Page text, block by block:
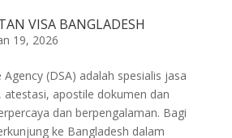
VISA BANGLADESH
19, 2026
(DSA) adalah spesialis jasa
apostile dokumen dan
dan berpengalaman. Bagi
ke Bangladesh dalam